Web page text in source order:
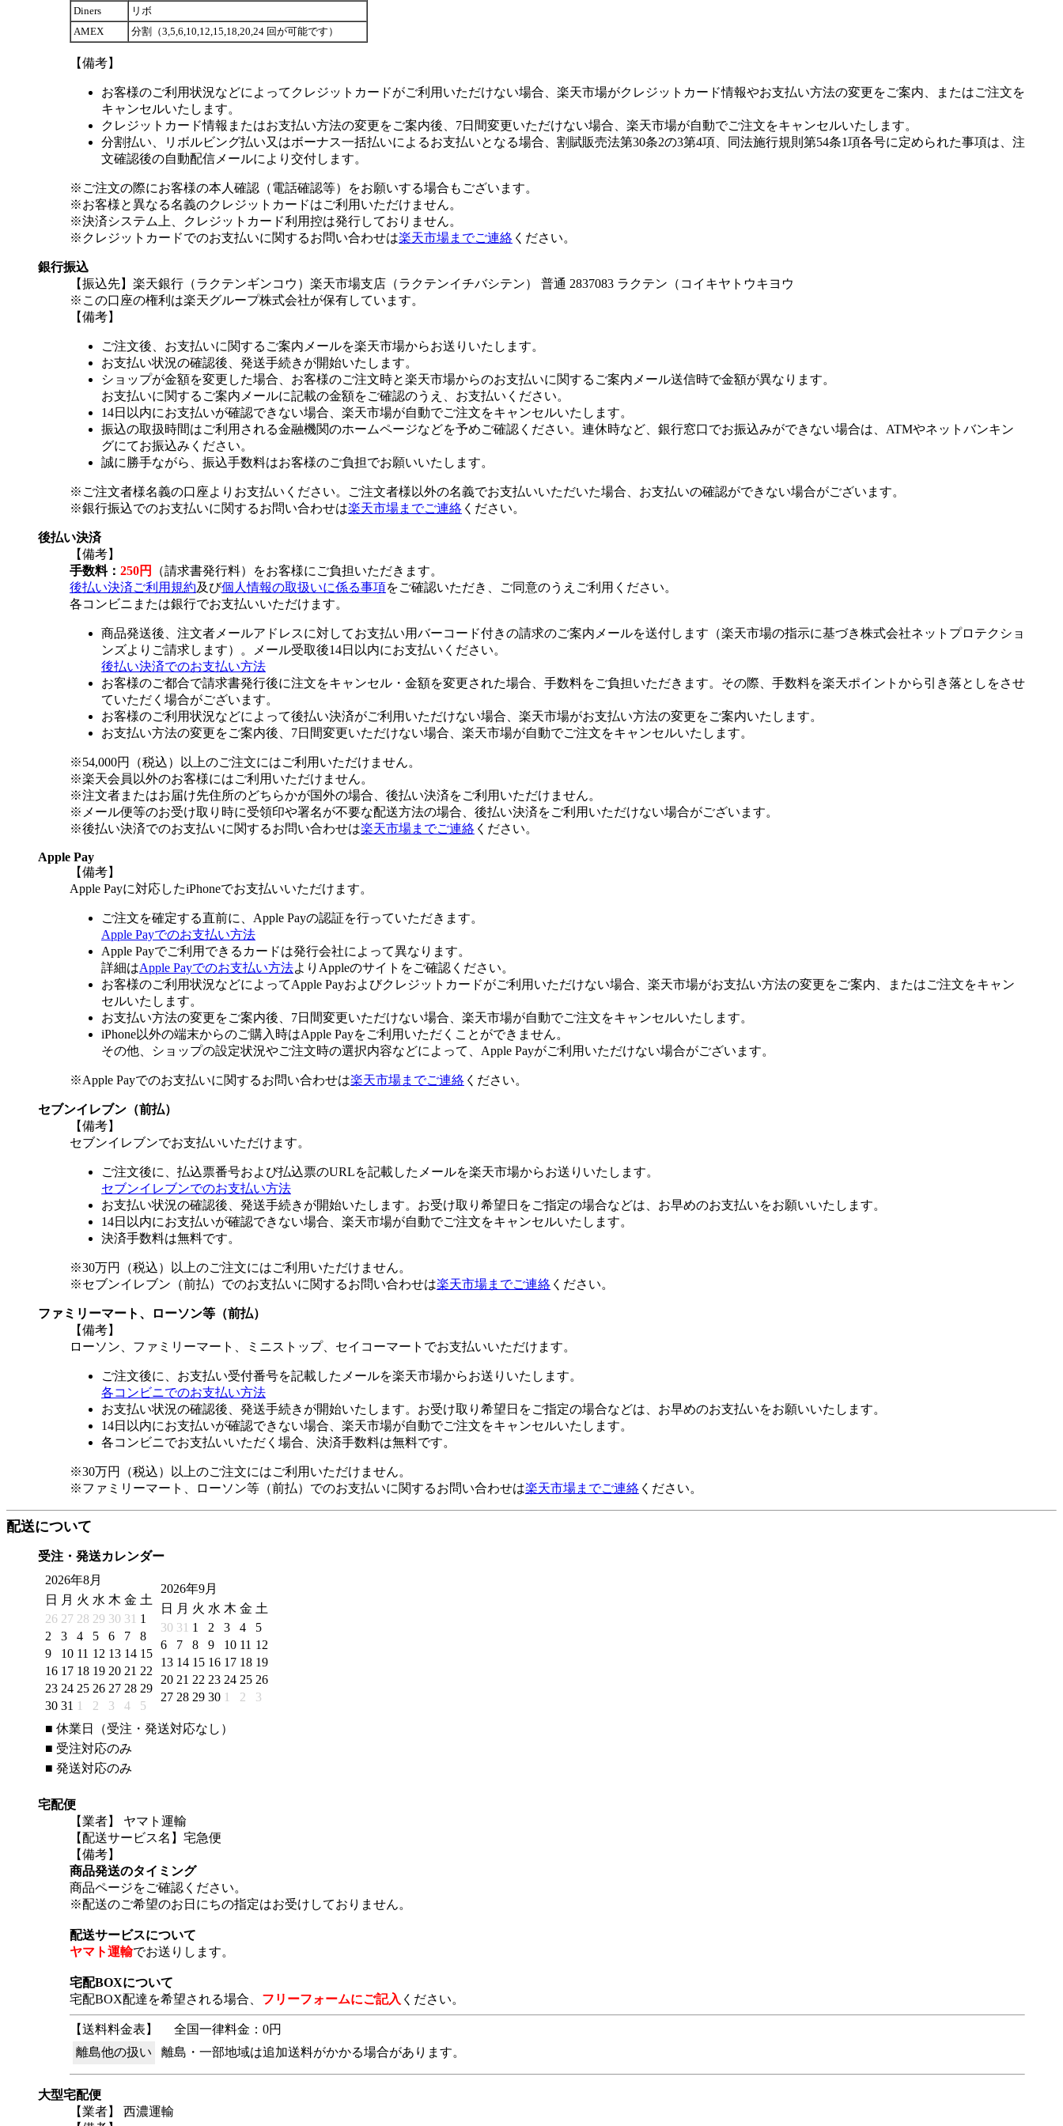
Diners
リボ
AMEX
分割（3,5,6,10,12,15,18,20,24 回が可能です）
【備考】
お客様のご利用状況などによってクレジットカードがご利用いただけない場合、楽天市場がクレジットカード情報やお支払い方法の変更をご案内、またはご注文を
キャンセルいたします。
クレジットカード情報またはお支払い方法の変更をご案内後、7日間変更いただけない場合、楽天市場が自動でご注文をキャンセルいたします。
分割払い、リボルビング払い又はボーナス一括払いによるお支払いとなる場合、割賦販売法第30条2の3第4項、同法施行規則第54条1項各号に定められた事項は、注
文確認後の自動配信メールにより交付します。
※ご注文の際にお客様の本人確認（電話確認等）をお願いする場合もございます。
※お客様と異なる名義のクレジットカードはご利用いただけません。
※決済システム上、クレジットカード利用控は発行しておりません。
※クレジットカードでのお支払いに関するお問い合わせは楽天市場までご連絡 ください。
銀行振込
【振込先】楽天銀行（ラクテンギンコウ）楽天市場支店（ラクテンイチバシテン） 普通 2837083 ラクテン（コイキヤトウキヨウ
※この口座の権利は楽天グループ株式会社が保有しています。
【備考】
ご注文後、お支払いに関するご案内メールを楽天市場からお送りいたします。
お支払い状況の確認後、発送手続きが開始いたします。
ショップが金額を変更した場合、お客様のご注文時と楽天市場からのお支払いに関するご案内メール送信時で金額が異なります。
お支払いに関するご案内メールに記載の金額をご確認のうえ、お支払いください。
14日以内にお支払いが確認できない場合、楽天市場が自動でご注文をキャンセルいたします。
振込の取扱時間はご利用される金融機関のホームページなどを予めご確認ください。連休時など、銀行窓口でお振込みができない場合は、ATMやネットバンキン
グにてお振込みください。
誠に勝手ながら、振込手数料はお客様のご負担でお願いいたします。
※ご注文者様名義の口座よりお支払いください。ご注文者様以外の名義でお支払いいただいた場合、お支払いの確認ができない場合がございます。
※銀行振込でのお支払いに関するお問い合わせは楽天市場までご連絡 ください。
後払い決済
【備考】
手数料： 250円
（請求書発行料）をお客様にご負担いただきます。
後払い決済ご利用規約及び個人情報の取扱いに係る事項をご確認いただき、ご同意のうえご利用ください。
各コンビニまたは銀行でお支払いいただけます。
商品発送後、注文者メールアドレスに対してお支払い用バーコード付きの請求のご案内メールを送付します（楽天市場の指示に基づき株式会社ネットプロテクショ
ンズよりご請求します）。メール受取後14日以内にお支払いください。
後払い決済でのお支払い方法
お客様のご都合で請求書発行後に注文をキャンセル・金額を変更された場合、手数料をご負担いただきます。その際、手数料を楽天ポイントから引き落としをさせ
ていただく場合がございます。
お客様のご利用状況などによって後払い決済がご利用いただけない場合、楽天市場がお支払い方法の変更をご案内いたします。
お支払い方法の変更をご案内後、7日間変更いただけない場合、楽天市場が自動でご注文をキャンセルいたします。
※54,000円（税込）以上のご注文にはご利用いただけません。
※楽天会員以外のお客様にはご利用いただけません。
※注文者またはお届け先住所のどちらかが国外の場合、後払い決済をご利用いただけません。
※メール便等のお受け取り時に受領印や署名が不要な配送方法の場合、後払い決済をご利用いただけない場合がございます。
※後払い決済でのお支払いに関するお問い合わせは楽天市場までご連絡 ください。
Apple Pay
【備考】
Apple Payに対応したiPhoneでお支払いいただけます。
ご注文を確定する直前に、Apple Payの認証を行っていただきます。
Apple Payでのお支払い方法
Apple Payでご利用できるカードは発行会社によって異なります。
詳細はApple Payでのお支払い方法よりAppleのサイトをご確認ください。
お客様のご利用状況などによってApple Payおよびクレジットカードがご利用いただけない場合、楽天市場がお支払い方法の変更をご案内、またはご注文をキャン
セルいたします。
お支払い方法の変更をご案内後、7日間変更いただけない場合、楽天市場が自動でご注文をキャンセルいたします。
iPhone以外の端末からのご購入時はApple Payをご利用いただくことができません。
その他、ショップの設定状況やご注文時の選択内容などによって、Apple Payがご利用いただけない場合がございます。
※Apple Payでのお支払いに関するお問い合わせは楽天市場までご連絡 ください。
セブンイレブン（前払）
【備考】
セブンイレブンでお支払いいただけます。
ご注文後に、払込票番号および払込票のURLを記載したメールを楽天市場からお送りいたします。
セブンイレブンでのお支払い方法
お支払い状況の確認後、発送手続きが開始いたします。お受け取り希望日をご指定の場合などは、お早めのお支払いをお願いいたします。
14日以内にお支払いが確認できない場合、楽天市場が自動でご注文をキャンセルいたします。
決済手数料は無料です。
※30万円（税込）以上のご注文にはご利用いただけません。
※セブンイレブン（前払）でのお支払いに関するお問い合わせは楽天市場までご連絡 ください。
ファミリーマート、ローソン等（前払）
【備考】
ローソン、ファミリーマート、ミニストップ、セイコーマートでお支払いいただけます。
ご注文後に、お支払い受付番号を記載したメールを楽天市場からお送りいたします。
各コンビニでのお支払い方法
お支払い状況の確認後、発送手続きが開始いたします。お受け取り希望日をご指定の場合などは、お早めのお支払いをお願いいたします。
14日以内にお支払いが確認できない場合、楽天市場が自動でご注文をキャンセルいたします。
各コンビニでお支払いいただく場合、決済手数料は無料です。
※30万円（税込）以上のご注文にはご利用いただけません。
※ファミリーマート、ローソン等（前払）でのお支払いに関するお問い合わせは楽天市場までご連絡 ください。
配送について
受注・発送カレンダー
2026年8月
日
月 火 水 木 金 土
26 27 28 29 30 31 1
2
3 4 5 6 7
8
9
10 11 12 13 14 15
16 17 18 19 20 21 22
23 24 25 26 27 28 29
30 31 1 2 3 4 5
2026年9月
日
月 火 水 木 金 土
30 31 1 2 3 4
5
6
7 8 9 10 11 12
13 14 15 16 17 18 19
20 21 22 23 24 25 26
27 28 29 30 1 2 3
■ 休業日（受注・発送対応なし）
■ 受注対応のみ
■ 発送対応のみ
宅配便
【業者】 ヤマト運輸
【配送サービス名】宅急便
【備考】
商品発送のタイミング
商品ページをご確認ください。
※配送のご希望のお日にちの指定はお受けしておりません。
配送サービスについて
ヤマト運輸でお送りします。
宅配BOXについて
宅配BOX配達を希望される場合、 フリーフォームにご記入 ください。
【送料料金表】
全国一律料金：0円
離島他の扱い
離島・一部地域は追加送料がかかる場合があります。
大型宅配便
【業者】 西濃運輸